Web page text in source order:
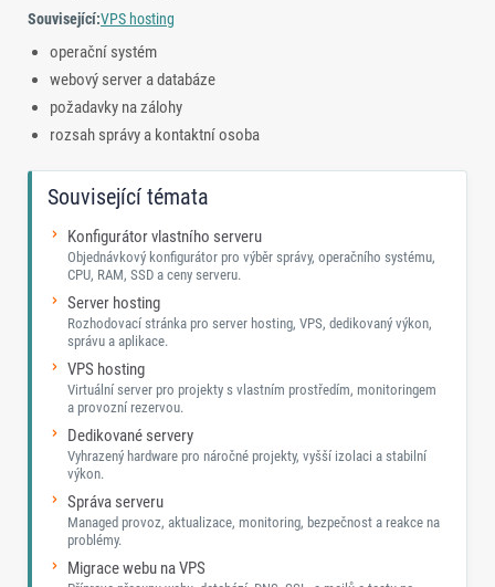
Související:VPS hosting
operační systém
webový server a databáze
požadavky na zálohy
rozsah správy a kontaktní osoba
Související témata
Konfigurátor vlastního serveru
Objednávkový konfigurátor pro výběr správy, operačního systému,
CPU, RAM, SSD a ceny serveru.
Server hosting
Rozhodovací stránka pro server hosting, VPS, dedikovaný výkon,
správu a aplikace.
VPS hosting
Virtuální server pro projekty s vlastním prostředím, monitoringem
a provozní rezervou.
Dedikované servery
Vyhrazený hardware pro náročné projekty, vyšší izolaci a stabilní
výkon.
Správa serveru
Managed provoz, aktualizace, monitoring, bezpečnost a reakce na
problémy.
Migrace webu na VPS